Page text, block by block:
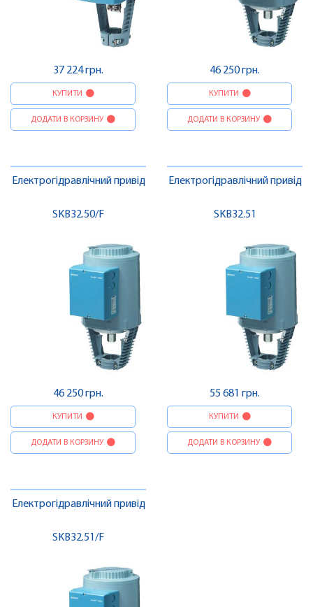
37 224 грн.
КУПИТИ
ДОДАТИ В КОРЗИНУ
46 250 грн.
КУПИТИ
ДОДАТИ В КОРЗИНУ
Електрогідравлічний привід
SKB32.50/F
46 250 грн.
КУПИТИ
ДОДАТИ В КОРЗИНУ
Електрогідравлічний привід
SKB32.51
55 681 грн.
КУПИТИ
ДОДАТИ В КОРЗИНУ
Електрогідравлічний привід
SKB32.51/F